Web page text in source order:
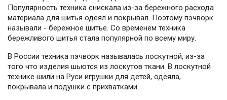
Популярность техника снискала из-за бережного расхода
материала для шитья одеял и покрывал. Поэтому пэчворк
называли - бережное шитье. Со временем техника
бережливого шитья стала популярной по всему миру.
В России техника пэчворк называлась лоскутной, из-за
того что изделия шьются из лоскутов ткани. В лоскутной
технике шили на Руси игрушки для детей, одеяла,
покрывала и подушки с прихватками.